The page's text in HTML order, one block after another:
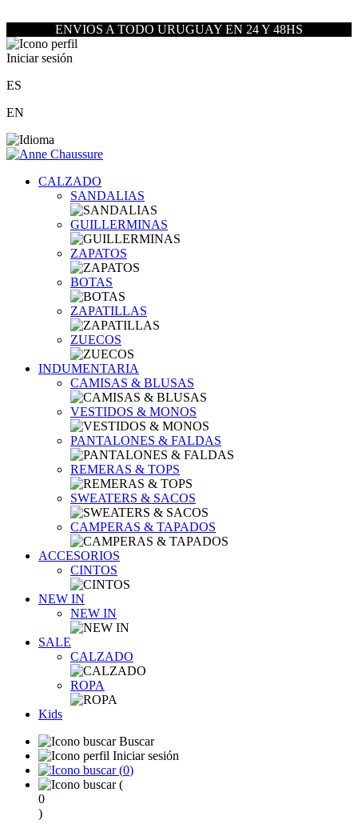
ENVIOS A TODO URUGUAY EN 24 Y 48HS
Iniciar sesión
ES
EN
CALZADO
SANDALIAS
GUILLERMINAS
ZAPATOS
BOTAS
ZAPATILLAS
ZUECOS
INDUMENTARIA
CAMISAS & BLUSAS
VESTIDOS & MONOS
PANTALONES & FALDAS
REMERAS & TOPS
SWEATERS & SACOS
CAMPERAS & TAPADOS
ACCESORIOS
CINTOS
NEW IN
NEW IN
SALE
CALZADO
ROPA
Kids
Buscar
Iniciar sesión
(0)
(
0
)